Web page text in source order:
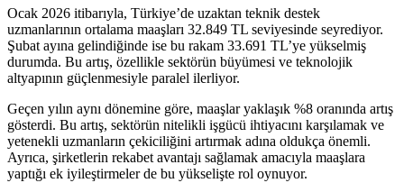
Ocak 2026 itibarıyla, Türkiye’de uzaktan teknik destek
uzmanlarının ortalama maaşları 32.849 TL seviyesinde seyrediyor.
Şubat ayına gelindiğinde ise bu rakam 33.691 TL’ye yükselmiş
durumda. Bu artış, özellikle sektörün büyümesi ve teknolojik
altyapının güçlenmesiyle paralel ilerliyor.
Geçen yılın aynı dönemine göre, maaşlar yaklaşık %8 oranında artış
gösterdi. Bu artış, sektörün nitelikli işgücü ihtiyacını karşılamak ve
yetenekli uzmanların çekiciliğini artırmak adına oldukça önemli.
Ayrıca, şirketlerin rekabet avantajı sağlamak amacıyla maaşlara
yaptığı ek iyileştirmeler de bu yükselişte rol oynuyor.